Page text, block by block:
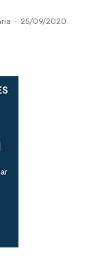
- 25/09/2020